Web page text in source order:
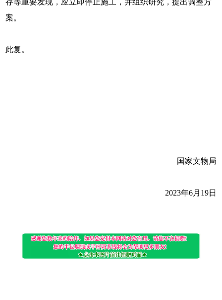
存等重要发现，应立即停止施工，并组织研究，提出调整方
案。
此复。
国家文物局
2023年6月19日